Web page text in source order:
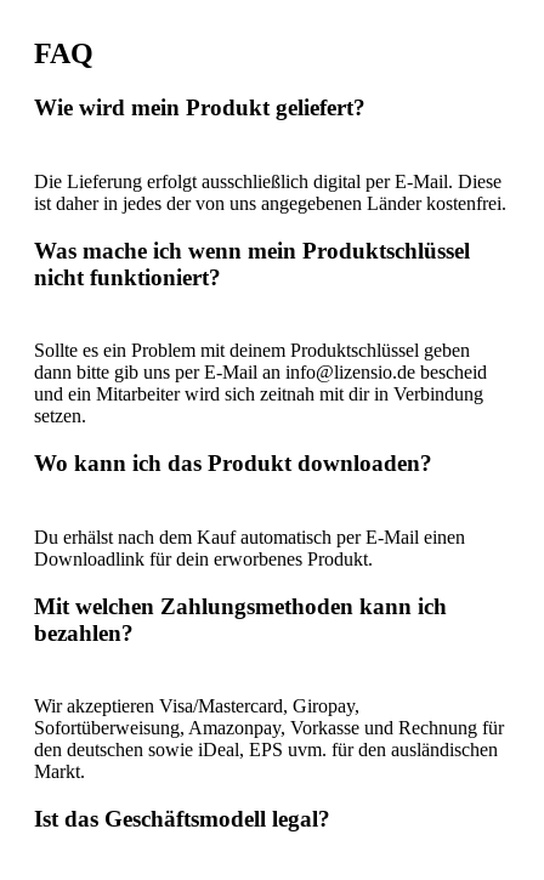
FAQ
Wie wird mein Produkt geliefert?
Die Lieferung erfolgt ausschließlich digital per E-Mail. Diese
ist daher in jedes der von uns angegebenen Länder kostenfrei.
Was mache ich wenn mein Produktschlüssel
nicht funktioniert?
Sollte es ein Problem mit deinem Produktschlüssel geben
dann bitte gib uns per E-Mail an info@lizensio.de bescheid
und ein Mitarbeiter wird sich zeitnah mit dir in Verbindung
setzen.
Wo kann ich das Produkt downloaden?
Du erhälst nach dem Kauf automatisch per E-Mail einen
Downloadlink für dein erworbenes Produkt.
Mit welchen Zahlungsmethoden kann ich
bezahlen?
Wir akzeptieren Visa/Mastercard, Giropay,
Sofortüberweisung, Amazonpay, Vorkasse und Rechnung für
den deutschen sowie iDeal, EPS uvm. für den ausländischen
Markt.
Ist das Geschäftsmodell legal?